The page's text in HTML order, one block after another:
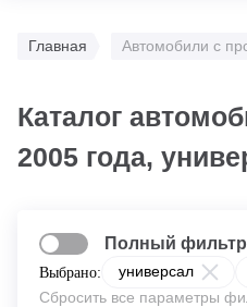
Главная Автомобили с
Каталог
2005 года,
Выбрано: универсал
Сбросить все параметры
Полный фильтр